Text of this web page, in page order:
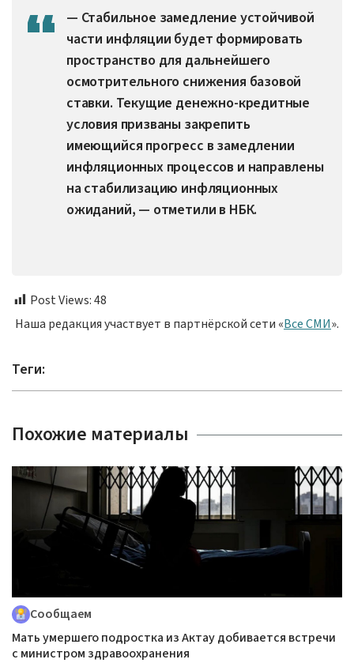
— Стабильное замедление устойчивой
части инфляции будет формировать
пространство для дальнейшего
осмотрительного снижения базовой
ставки. Текущие денежно-кредитные
условия призваны закрепить
имеющийся прогресс в замедлении
инфляционных процессов и направлены
на стабилизацию инфляционных
ожиданий, — отметили в НБК.
Post Views:48
Наша редакция участвует в партнёрской сети «Все СМИ».
Теги:
Похожие материалы
Сообщаем
Мать умершего подростка из Актау добивается встречи
с министром здравоохранения